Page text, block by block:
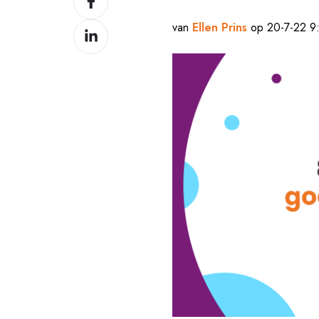
op
Facebook
Delen
op
van Ellen Prins op 20-7-22